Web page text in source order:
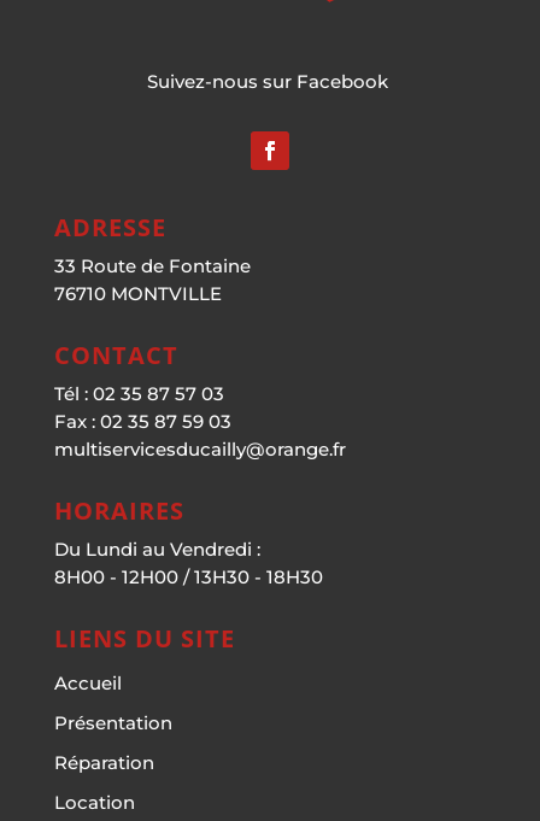
Suivez-nous sur Facebook
ADRESSE
33 Route de Fontaine
76710 MONTVILLE
CONTACT
Tél : 02 35 87 57 03
Fax : 02 35 87 59 03
multiservicesducailly@orange.fr
HORAIRES
Du Lundi au Vendredi :
8H00 - 12H00 / 13H30 - 18H30
LIENS DU SITE
Accueil
Présentation
Réparation
Location